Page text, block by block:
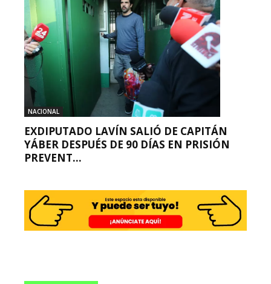
NACIONAL
EXDIPUTADO LAVÍN SALIÓ DE CAPITÁN
YÁBER DESPUÉS DE 90 DÍAS EN PRISIÓN
PREVENT...